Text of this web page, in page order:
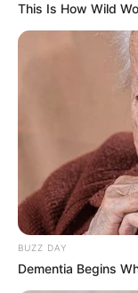
This Is How Wild
BUZZ DAY
Dementia Begins